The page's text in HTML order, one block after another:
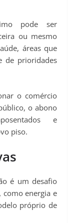
pode ser
ou mesmo
áreas que
de prioridades
o comércio
o abono
e
piso.
é um desafio
como energia e
próprio de